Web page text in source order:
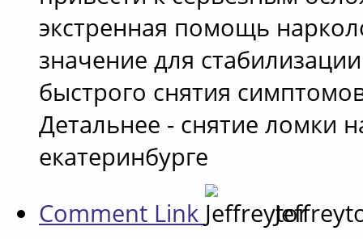
экстренная помощь
значение для
быстрого снятия
Детальнее - снятие ломки
екатеринбурге
Comment Link